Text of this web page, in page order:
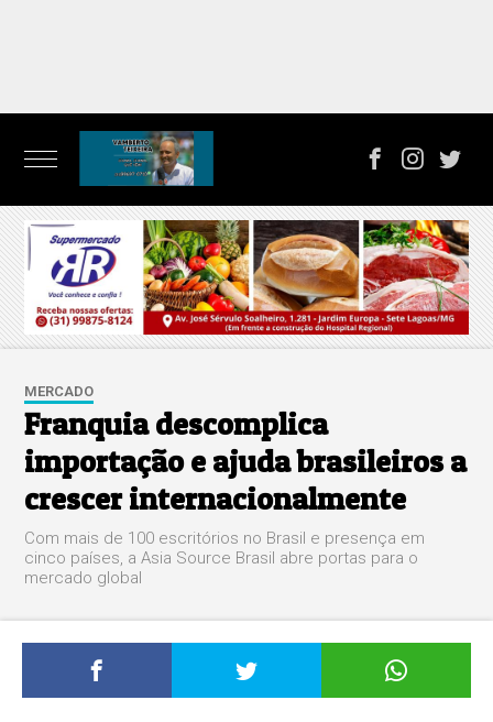
MERCADO
Franquia descomplica
importação e ajuda brasileiros a
crescer internacionalmente
Com mais de 100 escritórios no Brasil e presença em
cinco países, a Asia Source Brasil abre portas para o
mercado global